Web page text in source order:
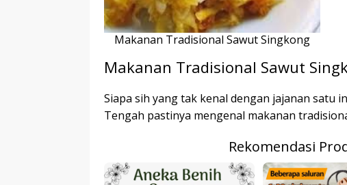
Makanan Tradisional Sawut Singkong
Makanan Tradisional Sawut
Siapa sih yang tak kenal dengan jajanan satu
Tengah pastinya mengenal makanan
Rekomendasi